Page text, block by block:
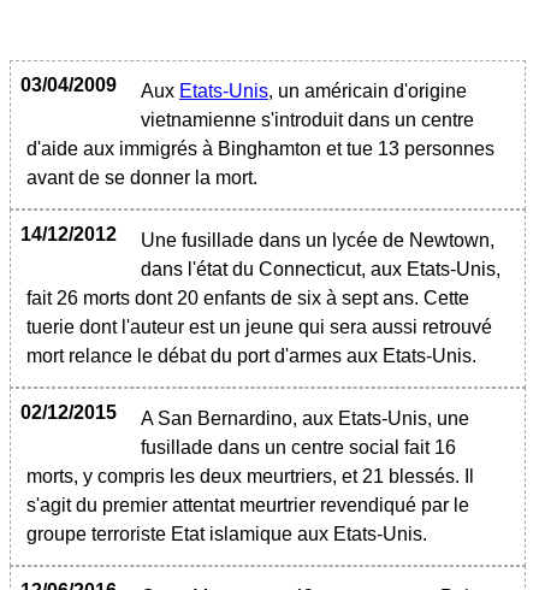
03/04/2009 Aux Etats-Unis, un américain d'origine
vietnamienne s'introduit dans un centre
d'aide aux immigrés à Binghamton et tue 13 personnes
avant de se donner la mort.
14/12/2012
Une fusillade dans un lycée de Newtown,
dans l'état du Connecticut, aux Etats-Unis,
fait 26 morts dont 20 enfants de six à sept ans. Cette
tuerie dont l'auteur est un jeune qui sera aussi retrouvé
mort relance le débat du port d'armes aux Etats-Unis.
02/12/2015
A San Bernardino, aux Etats-Unis, une
fusillade dans un centre social fait 16
morts, y compris les deux meurtriers, et 21 blessés. Il
s'agit du premier attentat meurtrier revendiqué par le
groupe terroriste Etat islamique aux Etats-Unis.